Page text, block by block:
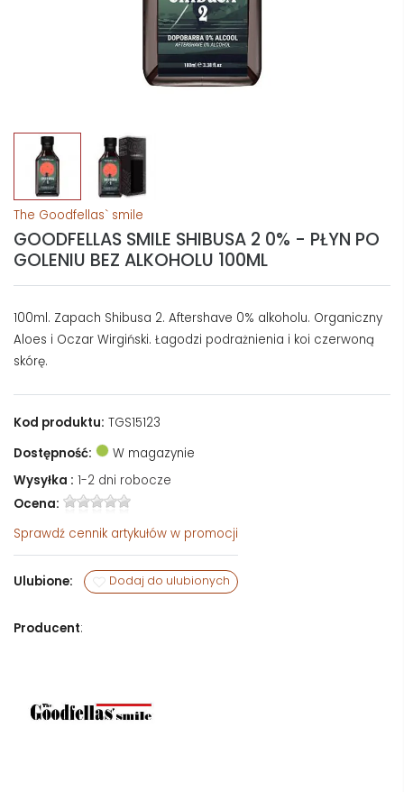
The Goodfellas` smile
GOODFELLAS SMILE SHIBUSA 2 0% - PŁYN PO
GOLENIU BEZ ALKOHOLU 100ML
100ml. Zapach Shibusa 2. Aftershave 0% alkoholu. Organiczny
Aloes i Oczar Wirgiński. Łagodzi podrażnienia i koi czerwoną
skórę.
Kod produktu: TGS15123
Dostępność:
W magazynie
Wysyłka : 1-2 dni robocze
Ocena:
Sprawdź cennik artykułów w promocji
Ulubione: Dodaj do ulubionych
Producent: